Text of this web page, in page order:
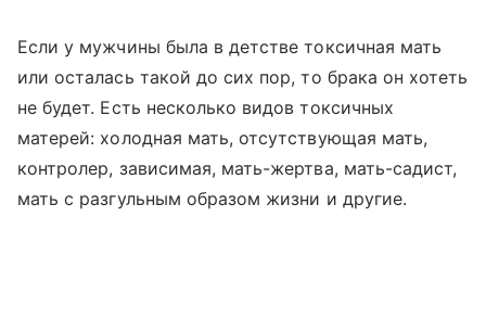
Если у мужчины была в детстве токсичная мать
или осталась такой до сих пор, то брака он хотеть
не будет. Есть несколько видов токсичных
матерей: холодная мать, отсутствующая мать,
контролер, зависимая, мать-жертва, мать-садист,
мать с разгульным образом жизни и другие.